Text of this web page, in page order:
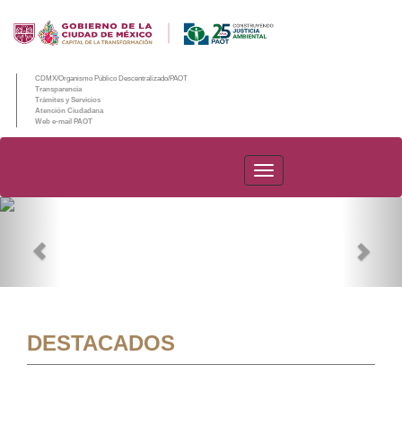
CDMX/Organismo Público Descentralizado/PAOT
Transparencia
Trámites y Servicios
Atención Ciudadana
Web e-mail PAOT
PAOT
DESTACADOS